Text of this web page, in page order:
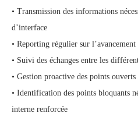
• Transmission des informations
d’interface
• Reporting régulier sur
• Suivi des échanges entre les
• Gestion proactive des points ouverts
• Identification des points bloquants
interne renforcée